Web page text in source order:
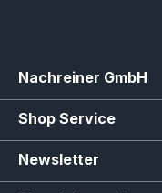
Nachreiner GmbH
Shop Service
Newsletter